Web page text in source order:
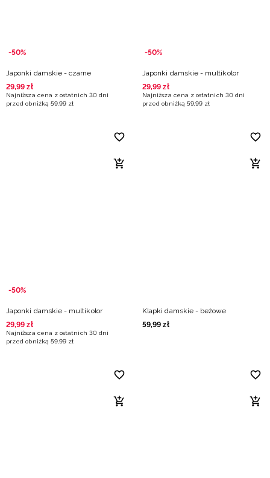
-50%
Japonki damskie - czarne
29,99 zł
Najniższa cena z ostatnich 30 dni
przed obniżką 59,99 zł
-50%
Japonki damskie - multikolor
29,99 zł
Najniższa cena z ostatnich 30 dni
przed obniżką 59,99 zł
-50%
Japonki damskie - multikolor
29,99 zł
Najniższa cena z ostatnich 30 dni
przed obniżką 59,99 zł
Klapki damskie - beżowe
59,99 zł